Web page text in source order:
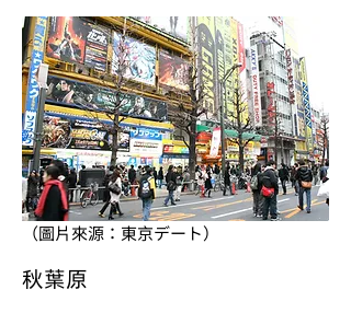
（圖片來源：東京デート）
秋葉原